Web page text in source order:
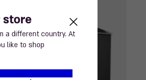
store
a different country. At
like to shop?